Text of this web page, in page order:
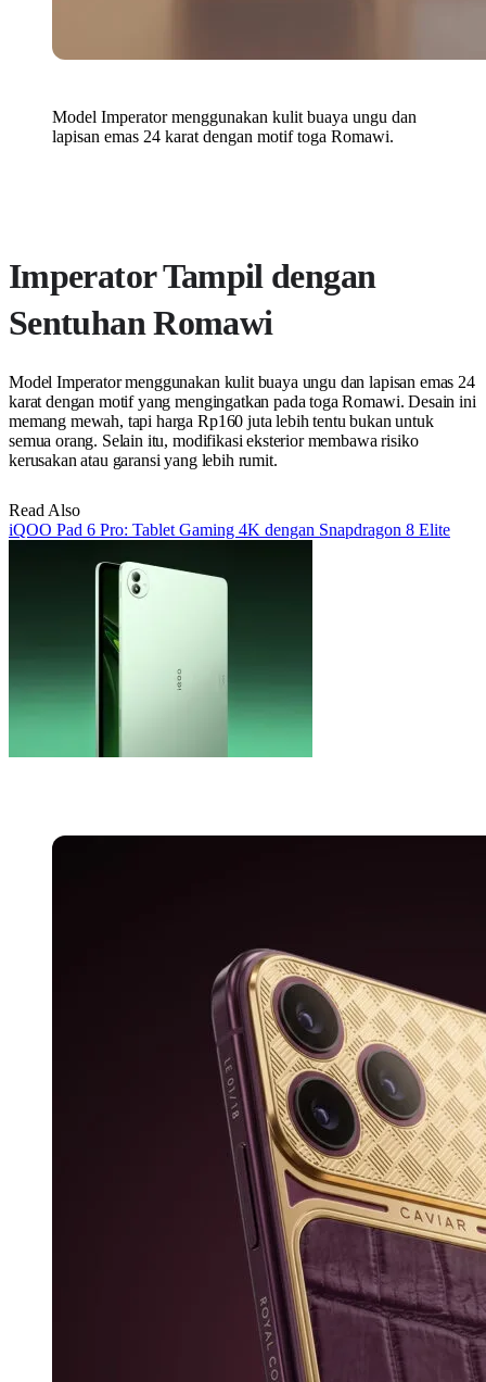
Model Imperator menggunakan kulit buaya ungu dan
lapisan emas 24 karat dengan motif toga Romawi.
Imperator Tampil dengan
Sentuhan Romawi
Model Imperator menggunakan kulit buaya ungu dan lapisan emas 24
karat dengan motif yang mengingatkan pada toga Romawi. Desain ini
memang mewah, tapi harga Rp160 juta lebih tentu bukan untuk
semua orang. Selain itu, modifikasi eksterior membawa risiko
kerusakan atau garansi yang lebih rumit.
Read Also
iQOO Pad 6 Pro: Tablet Gaming 4K dengan Snapdragon 8 Elite